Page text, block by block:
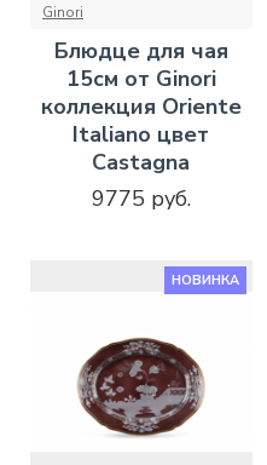
Ginori
Блюдце для чая
15см от Ginori
коллекция Oriente
Italiano цвет
Castagna
9775 руб.
НОВИНКА